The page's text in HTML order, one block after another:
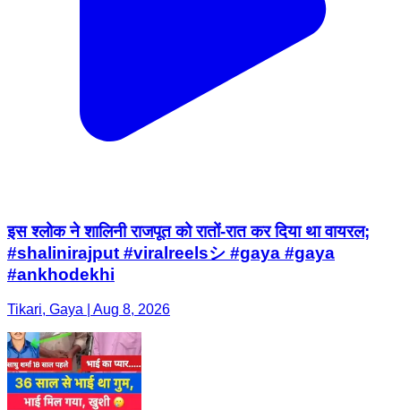
इस श्लोक ने शालिनी राजपूत को रातों-रात कर दिया था वायरल;
#shalinirajput #viralreelsシ #gaya #gaya
#ankhodekhi
Tikari, Gaya | Aug 8, 2026